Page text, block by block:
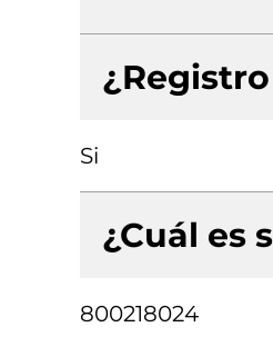
Si
¿Cuál es
800218024